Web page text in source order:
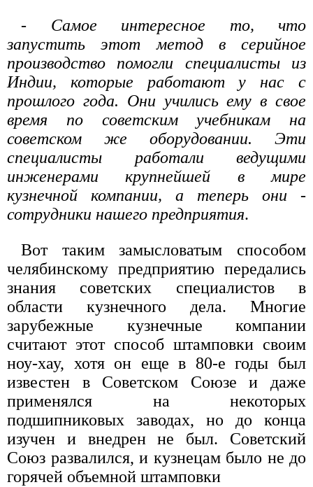
- Самое интересное то, что
запустить этот метод в серийное
производство помогли специалисты из
Индии, которые работают у нас с
прошлого года. Они учились ему в свое
время по советским учебникам на
советском же оборудовании. Эти
специалисты работали ведущими
инженерами крупнейшей в мире
кузнечной компании, а теперь они -
сотрудники нашего предприятия.
Вот таким замысловатым способом
челябинскому предприятию передались
знания советских специалистов в
области кузнечного дела. Многие
зарубежные кузнечные компании
считают этот способ штамповки своим
ноу-хау, хотя он еще в 80-е годы был
известен в Советском Союзе и даже
применялся на некоторых
подшипниковых заводах, но до конца
изучен и внедрен не был. Советский
Союз развалился, и кузнецам было не до
горячей объемной штамповки